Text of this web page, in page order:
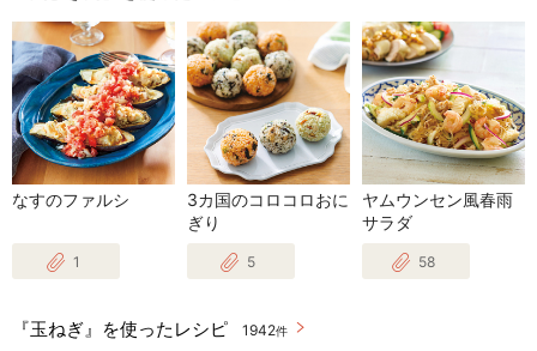
なすのファルシ
1
3カ国のコロコロおに
ぎり
5
ヤムウンセン風春雨
サラダ
58
『玉ねぎ』を使ったレシピ 1942件